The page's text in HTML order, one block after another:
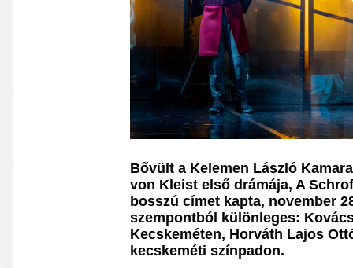
Bővült a Kelemen László
von Kleist első drámája, A
bosszú címet kapta, november
szempontból különleges:
Kecskeméten, Horváth Lajos
kecskeméti színpadon.